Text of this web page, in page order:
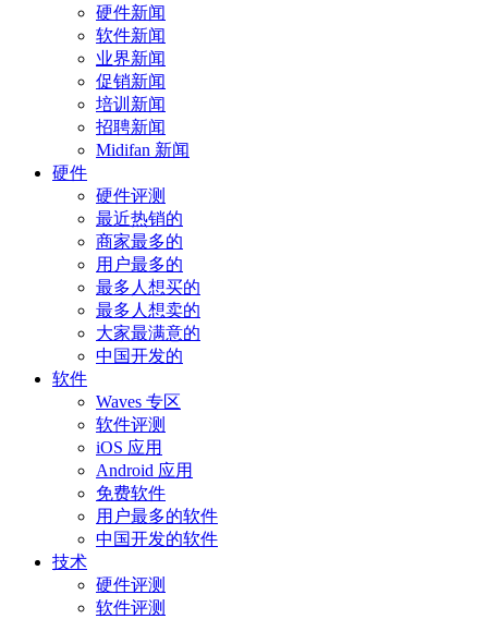
硬件新闻
软件新闻
业界新闻
促销新闻
培训新闻
招聘新闻
Midifan 新闻
硬件
硬件评测
最近热销的
商家最多的
用户最多的
最多人想买的
最多人想卖的
大家最满意的
中国开发的
软件
Waves 专区
软件评测
iOS 应用
Android 应用
免费软件
用户最多的软件
中国开发的软件
技术
硬件评测
软件评测